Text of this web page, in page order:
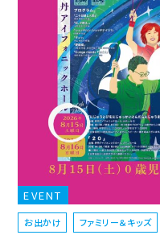
EVENT
お出かけ ファミリー＆キッズ